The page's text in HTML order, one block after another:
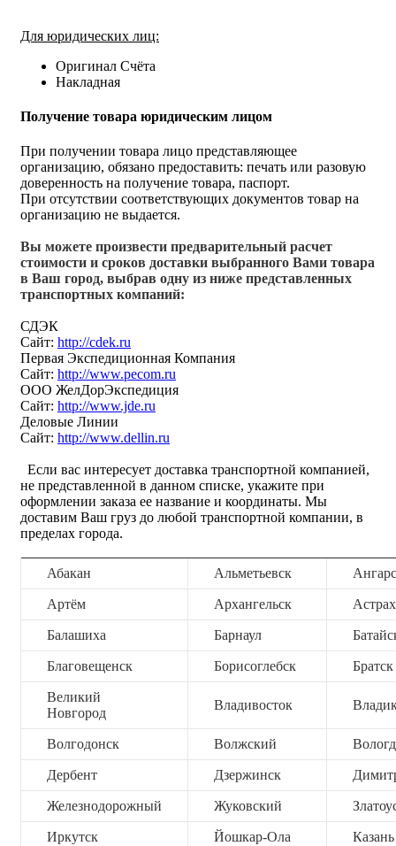
Для юридических лиц:
Оригинал Счёта
Накладная
Получение товара юридическим лицом
При получении товара лицо представляющее
организацию, обязано предоставить: печать или разовую
доверенность на получение товара, паспорт.
При отсутствии соответствующих документов товар на
организацию не выдается.
Вы можете произвести предварительный расчет
стоимости и сроков доставки выбранного Вами товара
в Ваш город, выбрав одну из ниже представленных
транспортных компаний:
СДЭК
Сайт: http://cdek.ru
Первая Экспедиционная Компания
Сайт: http://www.pecom.ru
ООО ЖелДорЭкспедиция
Сайт: http://www.jde.ru
Деловые Линии
Сайт: http://www.dellin.ru
Если вас интересует доставка транспортной компанией,
не представленной в данном списке, укажите при
оформлении заказа ее название и координаты. Мы
доставим Ваш груз до любой транспортной компании, в
пределах города.
Абакан Альметьевск
Артём Архангельск
Балашиха Барнаул
Благовещенск Борисоглебск Братск
Великий
Новгород
Владивосток
Волгодонск Волжский
Дербент Дзержинск
Железнодорожный Жуковский
Иркутск Йошкар-Ола Казань